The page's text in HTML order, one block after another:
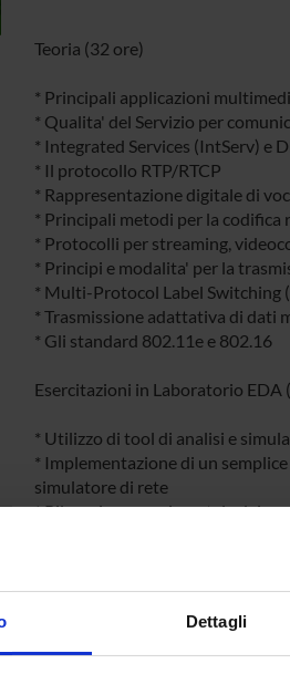
Dettagli
Teoria (32 ore)
* Principali applicazioni
* Qualita' del Servizio per
* Integrated Services (IntServ) e
* Il protocollo RTP/RTCP
* Rappresentazione digitale di
* Principali metodi per la
* Protocolli per streaming,
* Principi e modalita' per la
* Multi-Protocol Label Switching
* Trasmissione adattativa di dati
* Gli standard 802.11e e 802.16
Esercitazioni in Laboratorio EDA
* Utilizzo di tool di analisi e
* Implementazione di un
simulatore di rete
* Rilevazione sperimentale dei
* Applicazione di tecniche
Prerequisiti